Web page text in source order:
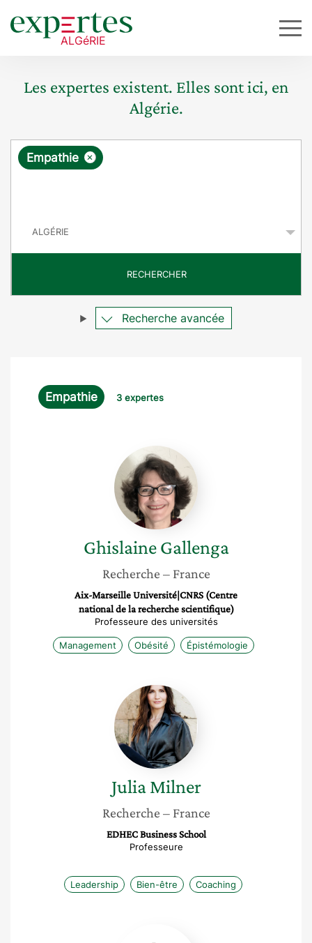
Les expertes existent. Elles sont ici, en
Algérie.
R
ê
e
×
Empathie
RECHERCHER
Recherche avancée
Empathie 3 expertes
Ghislaine
Gallenga
Ghislaine Gallenga
Recherche – France
Aix-Marseille Université|CNRS (Centre
national de la recherche scientifique)
Professeure des universités
Management Obésité Épistémologie
Julia
Milner
Julia Milner
Recherche – France
EDHEC Business School
Professeure
Leadership Bien-être Coaching